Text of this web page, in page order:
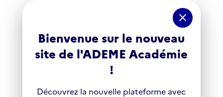
close
Bienvenue sur le nouveau
site de l'ADEME Académie
!
Découvrez la nouvelle plateforme avec